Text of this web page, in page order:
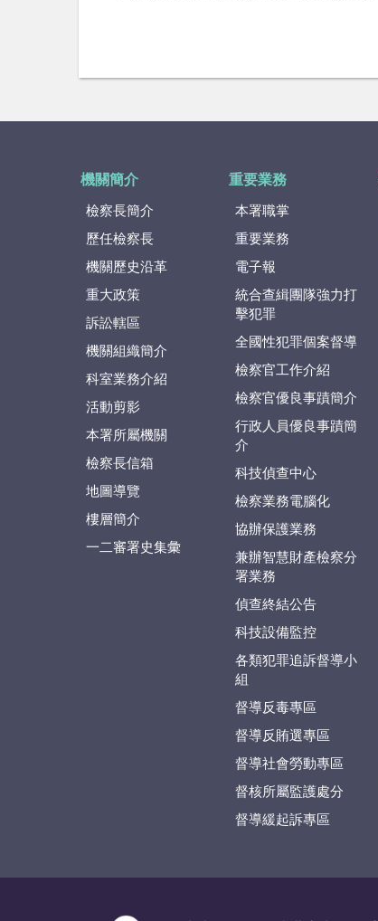
機關簡介
檢察長簡介
歷任檢察長
機關歷史沿革
重大政策
訴訟轄區
機關組織簡介
科室業務介紹
活動剪影
本署所屬機關
檢察長信箱
地圖導覽
樓層簡介
一二審署史集彙
重要業務
本署職掌
重要業務
電子報
統合查緝團隊強力打
擊犯罪
全國性犯罪個案督導
檢察官工作介紹
檢察官優良事蹟簡介
行政人員優良事蹟簡
介
科技偵查中心
檢察業務電腦化
協辦保護業務
兼辦智慧財產檢察分
署業務
偵查終結公告
科技設備監控
各類犯罪追訴督導小
組
督導反毒專區
督導反賄選專區
督導社會勞動專區
督核所屬監護處分
督導緩起訴專區